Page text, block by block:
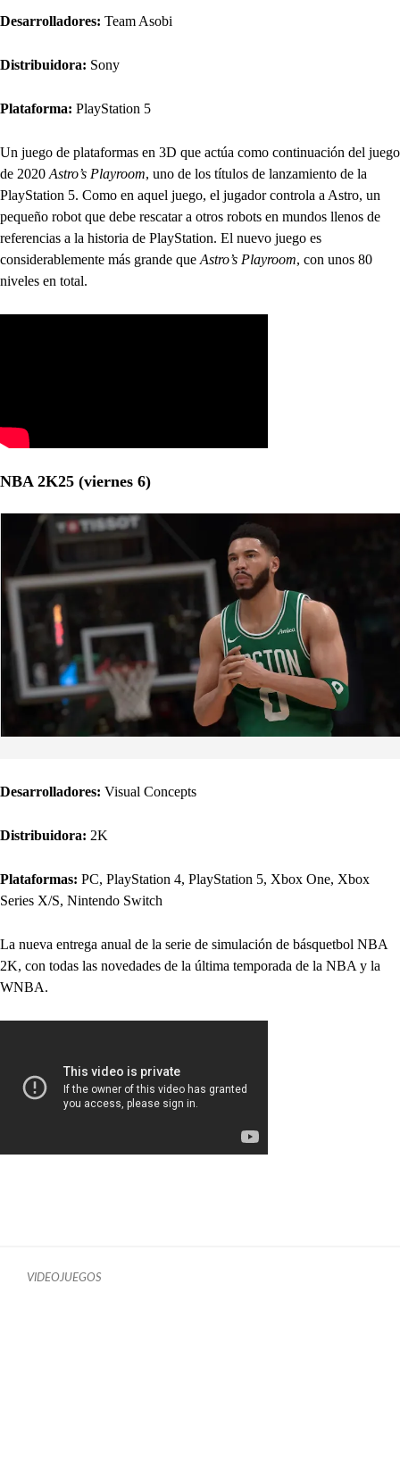
Desarrolladores: Team Asobi
Distribuidora: Sony
Plataforma: PlayStation 5
Un juego de plataformas en 3D que actúa como continuación del juego
de 2020 Astro’s Playroom, uno de los títulos de lanzamiento de la
PlayStation 5. Como en aquel juego, el jugador controla a Astro, un
pequeño robot que debe rescatar a otros robots en mundos llenos de
referencias a la historia de PlayStation. El nuevo juego es
considerablemente más grande que Astro’s Playroom, con unos 80
niveles en total.
NBA 2K25 (viernes 6)
Desarrolladores: Visual Concepts
Distribuidora: 2K
Plataformas: PC, PlayStation 4, PlayStation 5, Xbox One, Xbox
Series X/S, Nintendo Switch
La nueva entrega anual de la serie de simulación de básquetbol NBA
2K, con todas las novedades de la última temporada de la NBA y la
WNBA.
VIDEOJUEGOS